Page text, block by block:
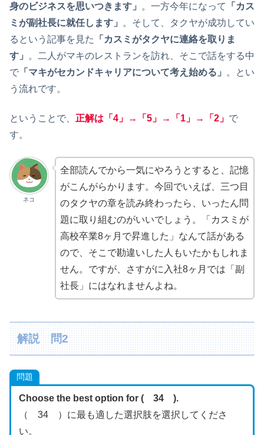
身のビジネスを思いつきます」
。一方今年になって
「カス
ミが副社長に就任します」
。そして、タクヤが成功してい
るという記事を見た
「カスミがタクヤに連絡を取りま
す」
。二人がマキのレストランを訪れ、そこで話をする中
で 「マキがセカンドキャリアについて考え始める」
。とい
う流れです。
ということで、 正解は「4」→「5」→「1」→「2」 で
す。
ネコ
全部読んでから一気にやろうとすると、記憶
がこんがらかります。今回でいえば、三つ目
のタクヤの章を読み終わったら、いったん問
題に取り組むのがいいでしょう。「カスミが
高校卒業8ヶ月で昇進した」なんて話がある
ので、そこで勘違いした人もいたかもしれま
せん。ですが、さすがに入社8ヶ月では「副
社長」にはなれませんよね。
解説 問2
問題
Choose the best option for ( 34 ).
（ 34 ）に最も適した選択肢を選択してくださ
い。